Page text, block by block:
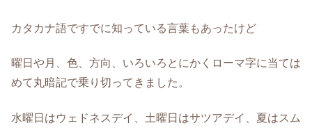
カタカナ語ですでに知っている言葉もあったけど
曜日や月、色、方向、いろいろとにかくローマ字に当ては
めて丸暗記で乗り切ってきました。
水曜日はウェドネスデイ、土曜日はサツアデイ、夏はスム